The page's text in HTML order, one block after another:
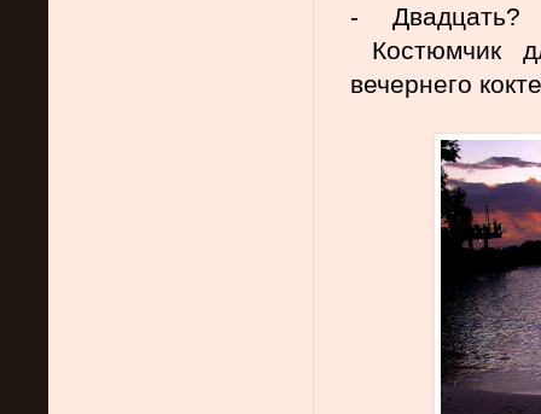
- Двадцать?
Костюмчик
вечернего